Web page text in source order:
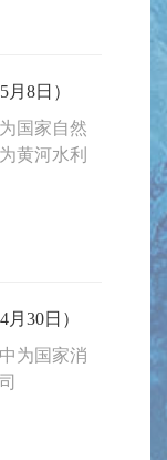
8日）
国家自然
黄河水利
30日）
为国家消